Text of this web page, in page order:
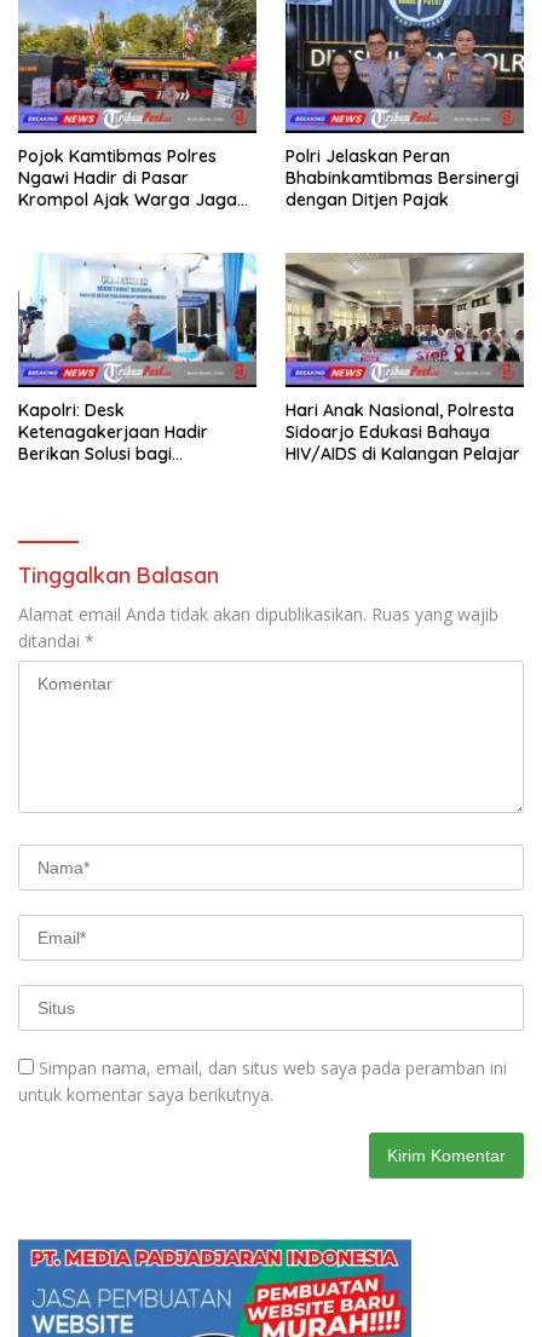
Pojok Kamtibmas Polres
Ngawi Hadir di Pasar
Krompol Ajak Warga Jaga
Polri Jelaskan Peran
Bhabinkamtibmas Bersinergi
dengan Ditjen Pajak
Kapolri: Desk
Ketenagakerjaan Hadir
Berikan Solusi bagi
Hari Anak Nasional, Polresta
Sidoarjo Edukasi Bahaya
HIV/AIDS di Kalangan Pelajar
Tinggalkan Balasan
Alamat email Anda tidak akan dipublikasikan. Ruas yang wajib
ditandai *
Simpan nama, email, dan situs web saya pada peramban ini
untuk komentar saya berikutnya.